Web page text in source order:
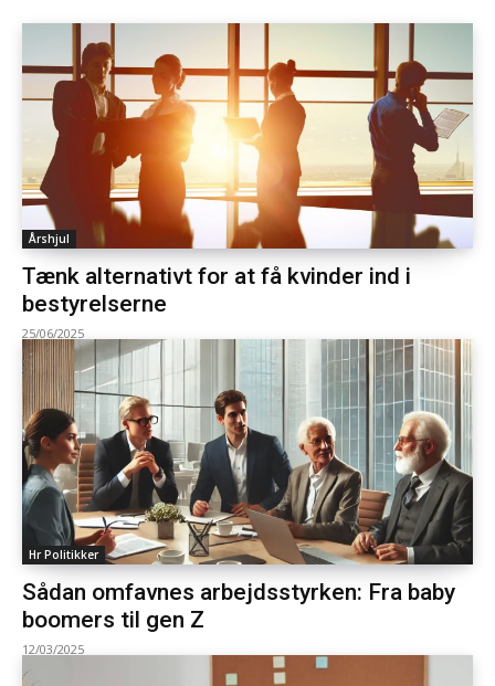
Årshjul
Tænk alternativt for at få kvinder ind i
bestyrelserne
25/06/2025
Hr Politikker
Sådan omfavnes arbejdsstyrken: Fra baby
boomers til gen Z
12/03/2025